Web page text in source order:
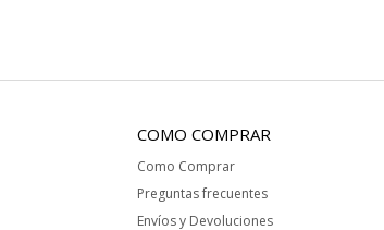
COMO COMPRAR
Como Comprar
Preguntas frecuentes
Envíos y Devoluciones